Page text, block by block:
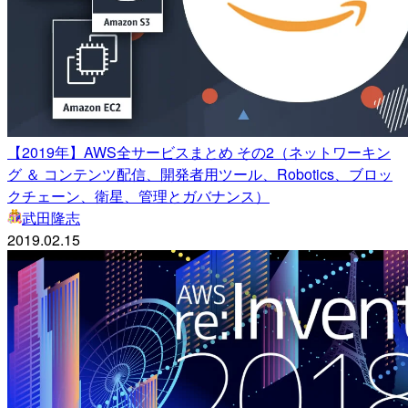
【2019年】AWS全サービスまとめ その2（ネットワーキン
グ ＆ コンテンツ配信、開発者用ツール、Robotics、ブロッ
クチェーン、衛星、管理とガバナンス）
武田隆志
2019.02.15